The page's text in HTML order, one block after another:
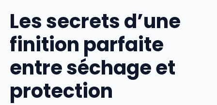
Les secrets d’une
finition parfaite
entre séchage et
protection